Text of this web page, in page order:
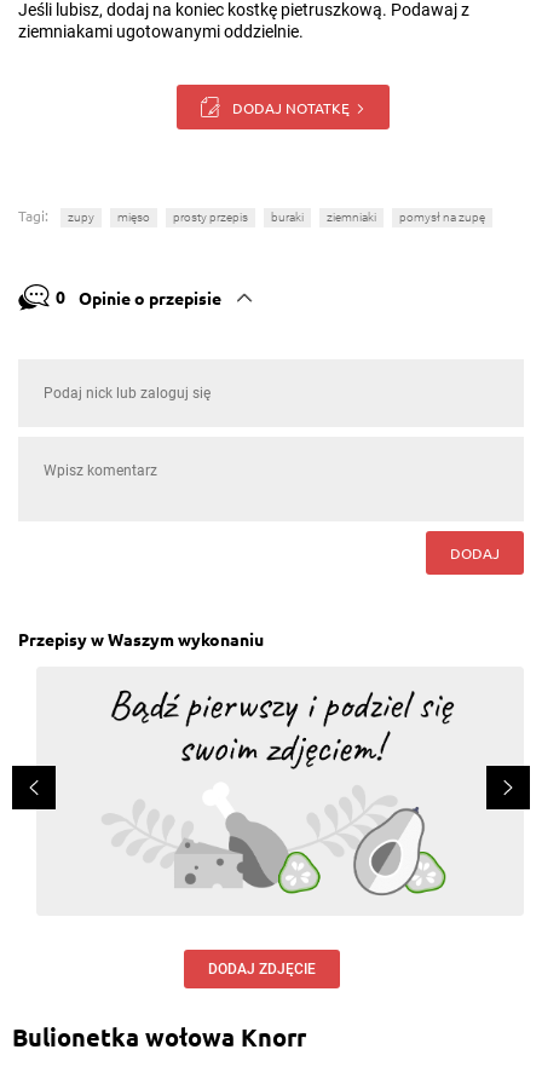
Jeśli lubisz, dodaj na koniec kostkę pietruszkową. Podawaj z
ziemniakami ugotowanymi oddzielnie.
DODAJ NOTATKĘ
Tagi: zupy mięso prosty przepis buraki ziemniaki pomysł na zupę
0 Opinie o przepisie
DODAJ
Przepisy w Waszym wykonaniu
DODAJ ZDJĘCIE
Bulionetka wołowa Knorr